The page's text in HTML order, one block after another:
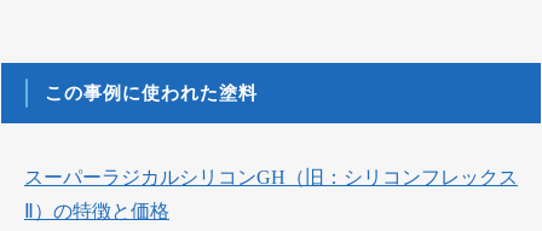
この事例に使われた塗料
スーパーラジカルシリコンGH（旧：シリコンフレックス
Ⅱ）の特徴と価格